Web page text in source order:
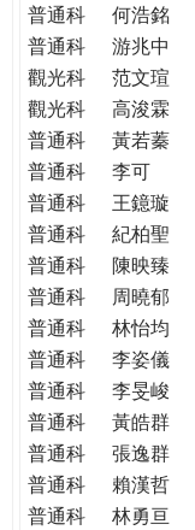
民。
WAGOR
TODAY
THE
WORLD
TOMORROW
PUTTING
YOU
ON
THE
PATH
GLOBAL
CITIZENSHIP
普通科
何浩銘
普通科
游兆中
觀光科
范文瑄
觀光科
高浚霖
普通科
黃若蓁
普通科
李可
普通科
王鐿璇
普通科
紀柏聖
普通科
陳映臻
普通科
周曉郁
普通科
林怡均
普通科
李姿儀
普通科
李旻峻
普通科
黃皓群
普通科
張逸群
普通科
賴漢哲
普通科
林勇亘